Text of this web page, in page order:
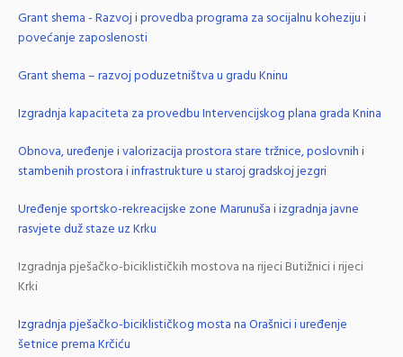
Grant shema - Razvoj i provedba programa za socijalnu koheziju i
povećanje zaposlenosti
Grant shema – razvoj poduzetništva u gradu Kninu
Izgradnja kapaciteta za provedbu Intervencijskog plana grada Knina
Obnova, uređenje i valorizacija prostora stare tržnice, poslovnih i
stambenih prostora i infrastrukture u staroj gradskoj jezgri
Uređenje sportsko-rekreacijske zone Marunuša i izgradnja javne
rasvjete duž staze uz Krku
Izgradnja pješačko-biciklističkih mostova na rijeci Butižnici i rijeci
Krki
Izgradnja pješačko-biciklističkog mosta na Orašnici i uređenje
šetnice prema Krčiću